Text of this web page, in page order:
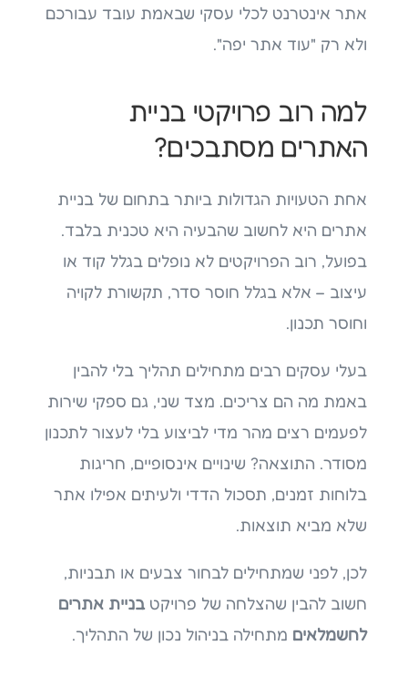
אתר אינטרנט לכלי עסקי שבאמת עובד עבורכם
ולא רק "עוד אתר יפה".
למה רוב פרויקטי בניית
האתרים מסתבכים?
אחת הטעויות הגדולות ביותר בתחום של בניית
אתרים היא לחשוב שהבעיה היא טכנית בלבד.
בפועל, רוב הפרויקטים לא נופלים בגלל קוד או
עיצוב – אלא בגלל חוסר סדר, תקשורת לקויה
וחוסר תכנון.
בעלי עסקים רבים מתחילים תהליך בלי להבין
באמת מה הם צריכים. מצד שני, גם ספקי שירות
לפעמים רצים מהר מדי לביצוע בלי לעצור לתכנון
מסודר. התוצאה? שינויים אינסופיים, חריגות
בלוחות זמנים, תסכול הדדי ולעיתים אפילו אתר
שלא מביא תוצאות.
לכן, לפני שמתחילים לבחור צבעים או תבניות,
חשוב להבין שהצלחה של פרויקט בניית אתרים
לחשמלאים מתחילה בניהול נכון של התהליך.